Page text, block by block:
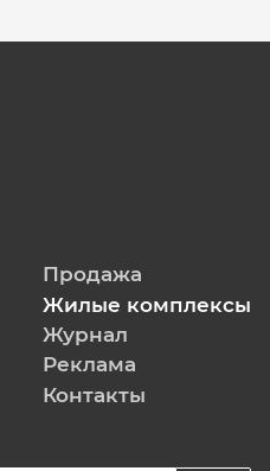
Продажа
Жилые комплексы
Журнал
Реклама
Контакты